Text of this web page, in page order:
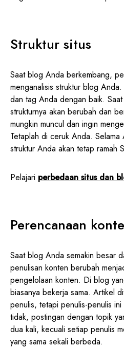
Struktur situs
Saat blog Anda berkembang,
menganalisis struktur blog
dan tag Anda dengan baik.
strukturnya akan berubah dan
mungkin muncul dan ingin
Tetaplah di ceruk Anda.
struktur Anda akan tetap ramah
Pelajari perbedaan situs dan
Perencanaan
Saat blog Anda semakin besar
penulisan konten berubah
pengelolaan konten. Di blog
biasanya bekerja sama. Artikel
penulis, tetapi penulis-penulis
tidak, postingan dengan topik
dua kali, kecuali setiap penulis
yang sama sekali berbeda.